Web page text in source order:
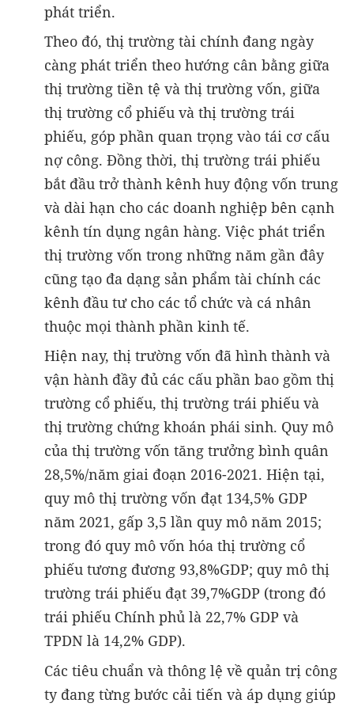
phát triển.
Theo đó, thị trường tài chính đang ngày
càng phát triển theo hướng cân bằng giữa
thị trường tiền tệ và thị trường vốn, giữa
thị trường cổ phiếu và thị trường trái
phiếu, góp phần quan trọng vào tái cơ cấu
nợ công. Đồng thời, thị trường trái phiếu
bắt đầu trở thành kênh huy động vốn trung
và dài hạn cho các doanh nghiệp bên cạnh
kênh tín dụng ngân hàng. Việc phát triển
thị trường vốn trong những năm gần đây
cũng tạo đa dạng sản phẩm tài chính các
kênh đầu tư cho các tổ chức và cá nhân
thuộc mọi thành phần kinh tế.
Hiện nay, thị trường vốn đã hình thành và
vận hành đầy đủ các cấu phần bao gồm thị
trường cổ phiếu, thị trường trái phiếu và
thị trường chứng khoán phái sinh. Quy mô
của thị trường vốn tăng trưởng bình quân
28,5%/năm giai đoạn 2016-2021. Hiện tại,
quy mô thị trường vốn đạt 134,5% GDP
năm 2021, gấp 3,5 lần quy mô năm 2015;
trong đó quy mô vốn hóa thị trường cổ
phiếu tương đương 93,8%GDP; quy mô thị
trường trái phiếu đạt 39,7%GDP (trong đó
trái phiếu Chính phủ là 22,7% GDP và
TPDN là 14,2% GDP).
Các tiêu chuẩn và thông lệ về quản trị công
ty đang từng bước cải tiến và áp dụng giúp